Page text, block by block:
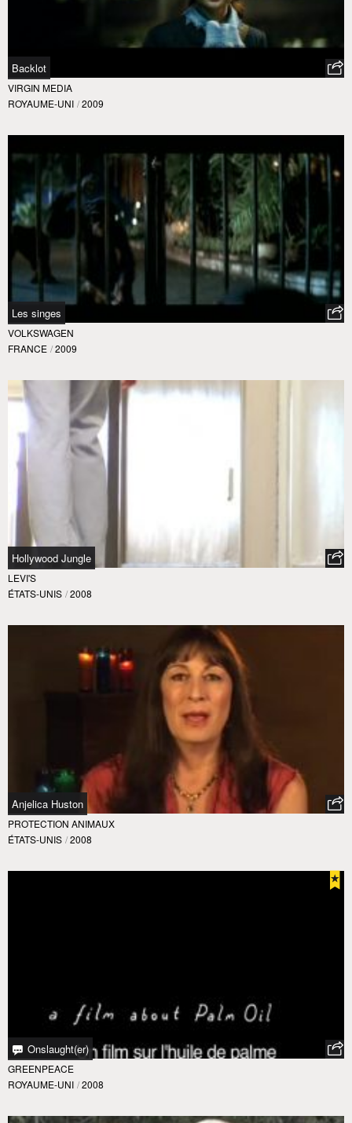
Backlot
VIRGIN MEDIA
ROYAUME-UNI / 2009
Les singes
VOLKSWAGEN
FRANCE / 2009
Hollywood Jungle
LEVI'S
ÉTATS-UNIS / 2008
Anjelica Huston
PROTECTION ANIMAUX
ÉTATS-UNIS / 2008
Onslaught(er)
GREENPEACE
ROYAUME-UNI / 2008